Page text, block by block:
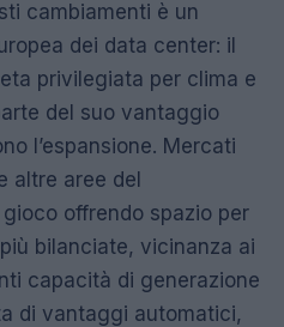
cambiamenti è un
dei data center: il
privilegiata per clima e
del suo vantaggio
l’espansione. Mercati
altre aree del
offrendo spazio per
bilanciate, vicinanza ai
capacità di generazione
di vantaggi automatici,